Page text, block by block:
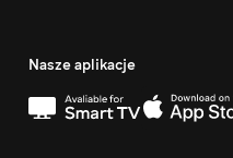
Nasze aplikacje